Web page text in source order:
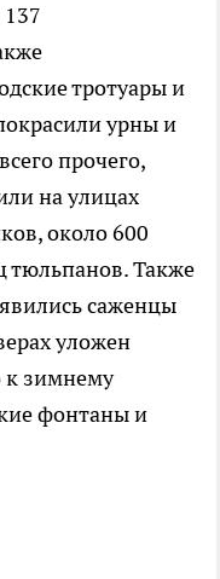
тротуары и
урны и
прочего,
на улицах
около 600
тюльпанов. Также
саженцы
уложен
к зимнему
фонтаны и